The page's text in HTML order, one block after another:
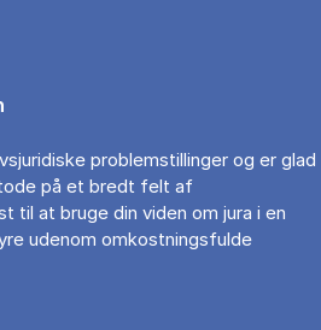
problemstillinger og er glad
på et bredt felt af
til at bruge din viden om jura i en
udenom omkostningsfulde